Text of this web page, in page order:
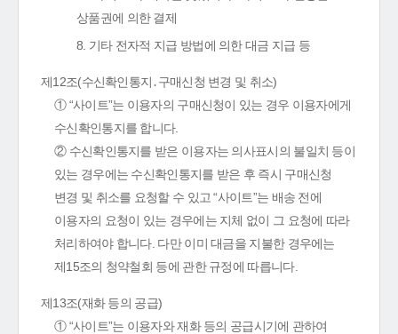
상품권에 의한 결제
8. 기타 전자적 지급 방법에 의한 대금 지급 등
제12조(수신확인통지․구매신청 변경 및 취소)
① “사이트”는 이용자의 구매신청이 있는 경우 이용자에게
수신확인통지를 합니다.
② 수신확인통지를 받은 이용자는 의사표시의 불일치 등이
있는 경우에는 수신확인통지를 받은 후 즉시 구매신청
변경 및 취소를 요청할 수 있고 “사이트”는 배송 전에
이용자의 요청이 있는 경우에는 지체 없이 그 요청에 따라
처리하여야 합니다. 다만 이미 대금을 지불한 경우에는
제15조의 청약철회 등에 관한 규정에 따릅니다.
제13조(재화 등의 공급)
① “사이트”는 이용자와 재화 등의 공급시기에 관하여